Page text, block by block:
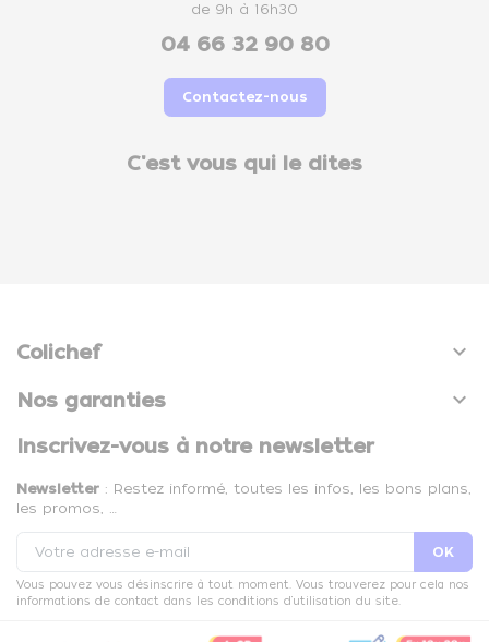
de 9h à 16h30
04 66 32 90 80
Contactez-nous
C'est vous qui le dites
Colichef 
Nos garanties 
Inscrivez-vous à notre newsletter
Newsletter : Restez informé, toutes les infos, les bons plans,
les promos, …
Vous pouvez vous désinscrire à tout moment. Vous trouverez pour cela nos
informations de contact dans les conditions d'utilisation du site.